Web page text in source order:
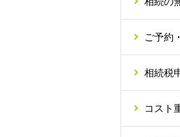
ご予約
相続税
コスト